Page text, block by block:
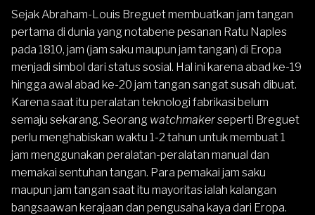
Sejak Abraham-Louis Breguet membuatkan jam tangan
pertama di dunia yang notabene pesanan Ratu Naples
pada 1810, jam (jam saku maupun jam tangan) di Eropa
menjadi simbol dari status sosial. Hal ini karena abad ke-19
hingga awal abad ke-20 jam tangan sangat susah dibuat.
Karena saat itu peralatan teknologi fabrikasi belum
semaju sekarang. Seorang watchmakerseperti Breguet
perlu menghabiskan waktu 1-2 tahun untuk membuat 1
jam menggunakan peralatan-peralatan manual dan
memakai sentuhan tangan. Para pemakai jam saku
maupun jam tangan saat itu mayoritas ialah kalangan
bangsaawan kerajaan dan pengusaha kaya dari Eropa.